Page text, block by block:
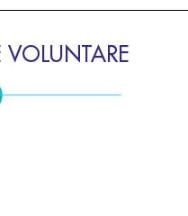
VOLUNTARE